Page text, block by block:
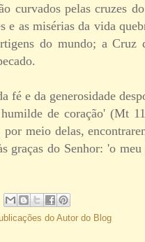
curvados pelas cruzes
e as misérias da vida
do mundo; a
fé e da generosidade
de coração' (Mt
meio delas,
graças do Senhor: 'o
do Autor do Blog